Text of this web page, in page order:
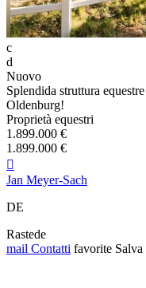
c
d
Nuovo
Splendida struttura
Oldenburg!
Proprietà equestri
1.899.000 €
1.899.000 €

Jan Meyer-Sach
DE
Rastede
mail Contatti favorite Salva